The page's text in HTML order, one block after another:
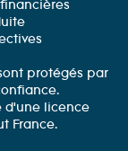
protégés par
d'une licence
France.